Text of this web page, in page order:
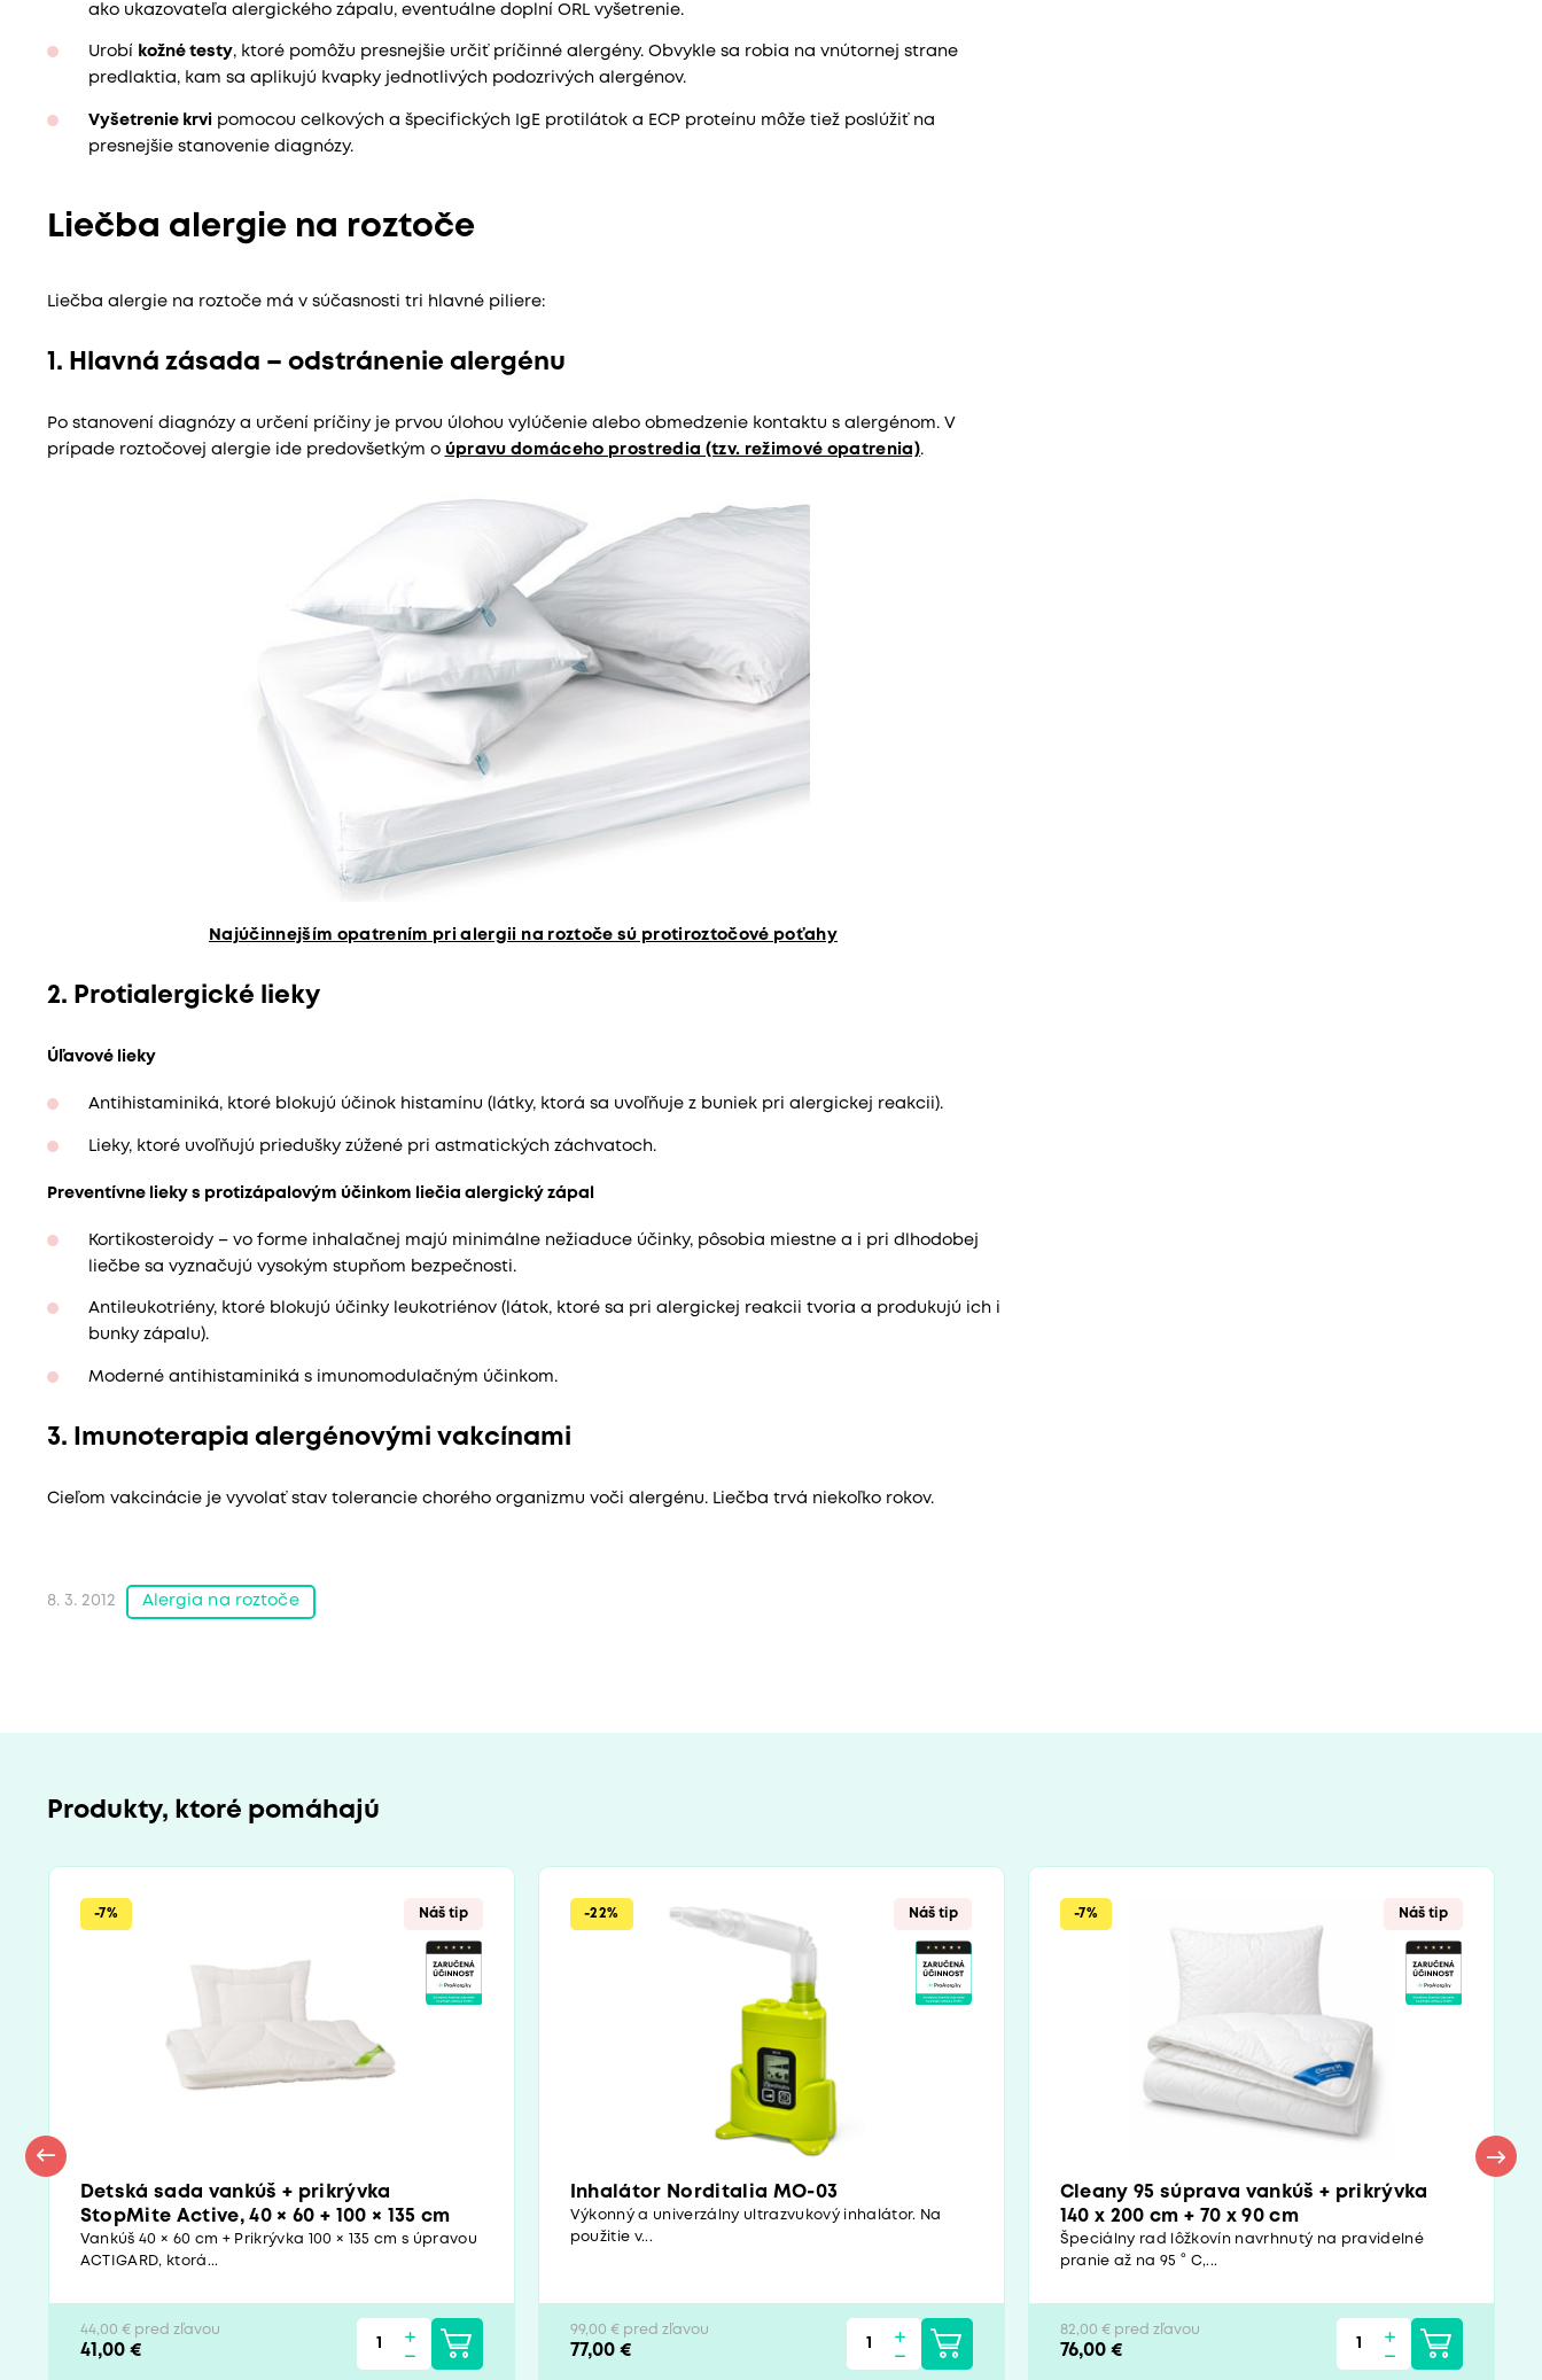
ako ukazovateľa alergického zápalu, eventuálne doplní ORL vyšetrenie.
Urobí kožné testy, ktoré pomôžu presnejšie určiť príčinné alergény. Obvykle sa robia na vnútornej strane
predlaktia, kam sa aplikujú kvapky jednotlivých podozrivých alergénov.
Vyšetrenie krvi pomocou celkových a špecifických IgE protilátok a ECP proteínu môže tiež poslúžiť na
presnejšie stanovenie diagnózy.
Liečba alergie na roztoče
Liečba alergie na roztoče má v súčasnosti tri hlavné piliere:
1. Hlavná zásada – odstránenie alergénu
Po stanovení diagnózy a určení príčiny je prvou úlohou vylúčenie alebo obmedzenie kontaktu s alergénom. V
prípade roztočovej alergie ide predovšetkým o úpravu domáceho prostredia (tzv. režimové opatrenia).
Najúčinnejším opatrením pri alergii na roztoče sú protiroztočové po­ťahy
2. Protialergické lieky
Úľavové lieky
Antihistaminiká, ktoré blokujú účinok histamínu (látky, ktorá sa uvoľňuje z buniek pri alergickej reakcii).
Lieky, ktoré uvoľňujú priedušky zúžené pri astmatických záchvatoch.
Preventívne lieky s protizápalovým účinkom liečia alergický zápal
Kortikosteroidy – vo forme inhalačnej majú minimálne nežiaduce účinky, pôsobia miestne a i pri dlhodobej
liečbe sa vyznačujú vysokým stupňom bezpečnosti.
Antileukotriény, ktoré blokujú účinky leukotriénov (látok, ktoré sa pri alergickej reakcii tvoria a produkujú ich i
bunky zápalu).
Moderné antihistaminiká s imunomodulačným účinkom.
3. Imunoterapia alergénovými vakcínami
Cieľom vakcinácie je vyvolať stav tolerancie chorého organizmu voči alergénu. Liečba trvá niekoľko rokov.
8. 3. 2012 Alergia na roztoče
Produkty, ktoré pomáhajú
-7% Náš tip
Detská sada vankúš + prikrývka
StopMite Active, 40 × 60 + 100 × 135 cm
Vankúš 40 × 60 cm + Prikrývka 100 × 135 cm s úpravou
ACTIGARD, ktorá...
44,00 € pred zľavou
41,00 €
-22% Náš tip
Inhalátor Norditalia MO-03
Výkonný a univerzálny ultrazvukový inhalátor. Na
použitie v...
99,00 € pred zľavou
77,00 €
-7% Náš tip
Cleany 95 súprava vankúš + prikrývka
140 x 200 cm + 70 x 90 cm
Špeciálny rad lôžkovín navrhnutý na pravidelné
pranie až na 95 ° C,...
82,00 € pred zľavou
76,00 €